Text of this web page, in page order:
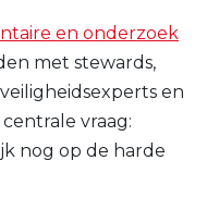
en onderzoek
met stewards,
en
vraag:
nog op de harde